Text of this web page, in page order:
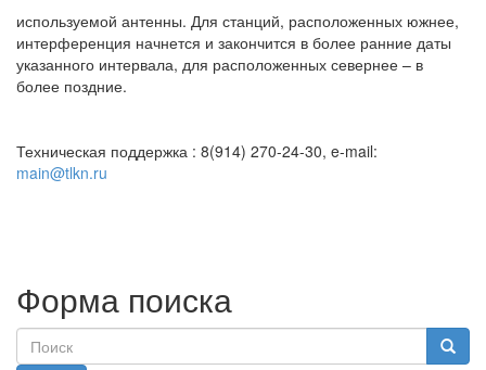
используемой антенны. Для станций, расположенных южнее,
интерференция начнется и закончится в более ранние даты
указанного интервала, для расположенных севернее – в
более поздние.
Техническая поддержка : 8(914) 270-24-30, e-mail:
main@tlkn.ru
Форма поиска